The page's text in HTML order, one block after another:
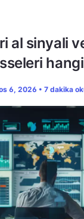
al sinyali
6, 2026 • 7 dakika